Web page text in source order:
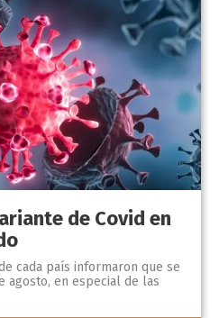
de Covid en
cada país informaron que se
agosto, en especial de las